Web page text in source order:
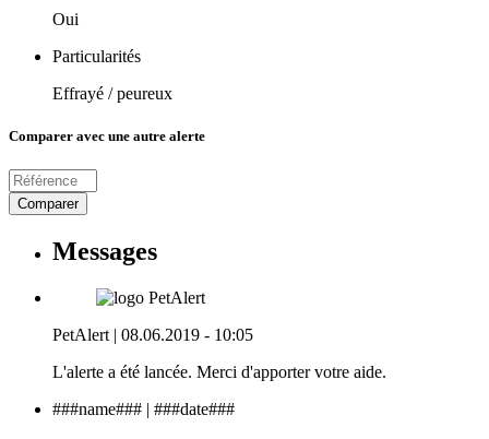
Oui
Particularités
Effrayé / peureux
Comparer avec une autre alerte
Comparer
Messages
PetAlert | 08.06.2019 - 10:05
L'alerte a été lancée. Merci d'apporter votre aide.
###name### | ###date###